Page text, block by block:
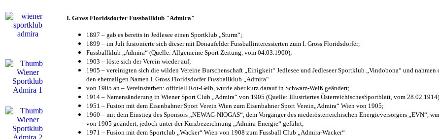
I. Gross Floridsdorfer Fussballklub "Admira"
1897 – gab es bereits in Jedlesee einen Sportklub „Sturm“;
1899 – im Juli fusionierte sich dieser mit Donaufelder Fussballinteressierten zum I. Gross Floridsdorfer;
Fussballklub „Admira“ (Quelle: Allgemeine Sport Zeitung, vom 04.03.1900);
1903 – löste sich der Verein wieder auf;
1905 – vereinigten sich die wilden Vereine Burschenschaft „Einigkeit“ Jedlesee und Jedleseer Sportklub „Vindobona“ und nahmen
den ehemaligen Namen I. Gross Floridsdorfer Fussballklub „Admira“
von 1905 an – Vereinsfarben: offiziell Rot-Gelb, wurde aber kurz darauf in Schwarz-Weiß geändert;
1914 – Namensänderung in Wiener Sport Club „Admira“ von 1905 (Quelle: Illustriertes ÖsterreichischesSportblatt, vom
1951 – Fusion mit dem Eisenbahner Sport Verein Wien zum Eisenbahner Sport Verein„Admira“ Wien von 1905;
1960 – mit dem Einstieg des Sponsors „NEWAG-NIOGAS“, dem Vorgänger des niederösterreichischen Energieversorgers „EVN“,
von 1905 geändert, jedoch unter der Kurzbezeichnung „Admira-Energie“ geführt;
1971 – Fusion mit dem Sportclub „Wacker“ Wien von 1908 zum Fussball Club „Admira-Wacker“